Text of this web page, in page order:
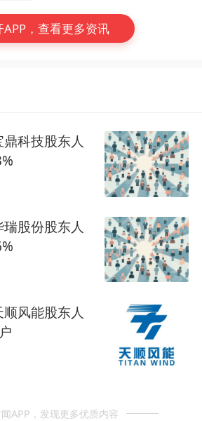
APP，查看更多资讯
科技股东人
股份股东人
风能股东人
APP，发现更多优质内容